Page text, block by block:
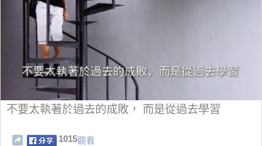
不要太執著於過去的成敗， 而是從過去學習
1015觀看